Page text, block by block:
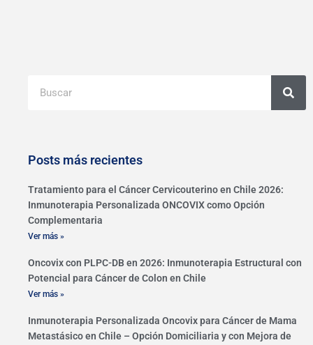
Posts más recientes
Tratamiento para el Cáncer Cervicouterino en Chile 2026:
Inmunoterapia Personalizada ONCOVIX como Opción
Complementaria
Ver más »
Oncovix con PLPC-DB en 2026: Inmunoterapia Estructural con
Potencial para Cáncer de Colon en Chile
Ver más »
Inmunoterapia Personalizada Oncovix para Cáncer de Mama
Metastásico en Chile – Opción Domiciliaria y con Mejora de